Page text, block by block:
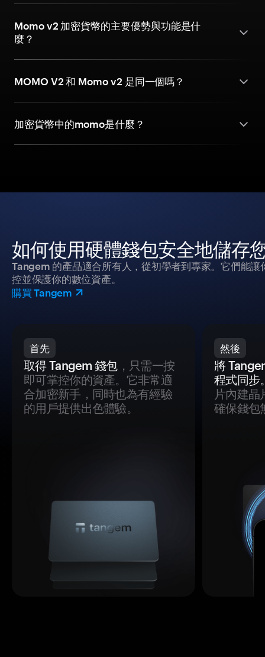
Momo v2 加密貨幣的主要優勢與功能是什
麼？
MOMO V2 和 Momo v2 是同一個嗎？
加密貨幣中的momo是什麼？
如何使用硬體錢包安全地儲存
Tangem 的產品適合所有人，從初學者到專家。它們能
控並保護你的數位資產。
購買 Tangem
首先
取得 Tangem 錢包，只需一按
即可掌控你的資產。它非常適
合加密新手，同時也為有經驗
的用戶提供出色體驗。
然後
將
程式同步
片內建晶
確保錢包